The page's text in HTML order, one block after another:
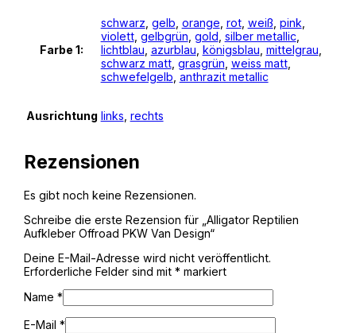
Farbe 1:
schwarz, gelb, orange, rot, weiß, pink,
violett, gelbgrün, gold, silber metallic,
lichtblau, azurblau, königsblau, mittelgrau,
schwarz matt, grasgrün, weiss matt,
schwefelgelb, anthrazit metallic
Ausrichtung links, rechts
Rezensionen
Es gibt noch keine Rezensionen.
Schreibe die erste Rezension für „Alligator Reptilien
Aufkleber Offroad PKW Van Design“
Deine E-Mail-Adresse wird nicht veröffentlicht.
Erforderliche Felder sind mit *markiert
Name *
E-Mail *